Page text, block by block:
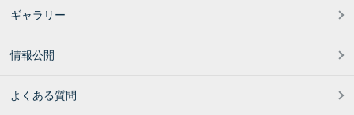
ギャラリー
情報公開
よくある質問